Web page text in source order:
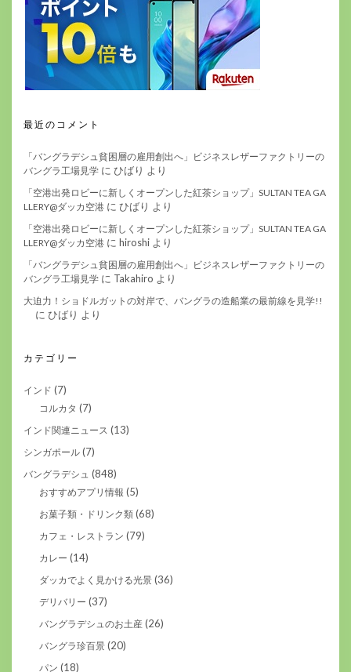
最近のコメント
「バングラデシュ貧困層の雇用創出へ」ビジネスレザーファクトリーの
バングラ工場見学 に ひばり より
「空港出発ロビーに新しくオープンした紅茶ショップ」SULTAN TEA GA
LLERY@ダッカ空港 に ひばり より
「空港出発ロビーに新しくオープンした紅茶ショップ」SULTAN TEA GA
LLERY@ダッカ空港 に hiroshi より
「バングラデシュ貧困層の雇用創出へ」ビジネスレザーファクトリーの
バングラ工場見学 に Takahiro より
大迫力！ショドルガットの対岸で、バングラの造船業の最前線を見学!!
に ひばり より
カテゴリー
インド (7)
コルカタ (7)
インド関連ニュース (13)
シンガポール (7)
バングラデシュ (848)
おすすめアプリ情報 (5)
お菓子類・ドリンク類 (68)
カフェ・レストラン (79)
カレー (14)
ダッカでよく見かける光景 (36)
デリバリー (37)
バングラデシュのお土産 (26)
バングラ珍百景 (20)
パン (18)